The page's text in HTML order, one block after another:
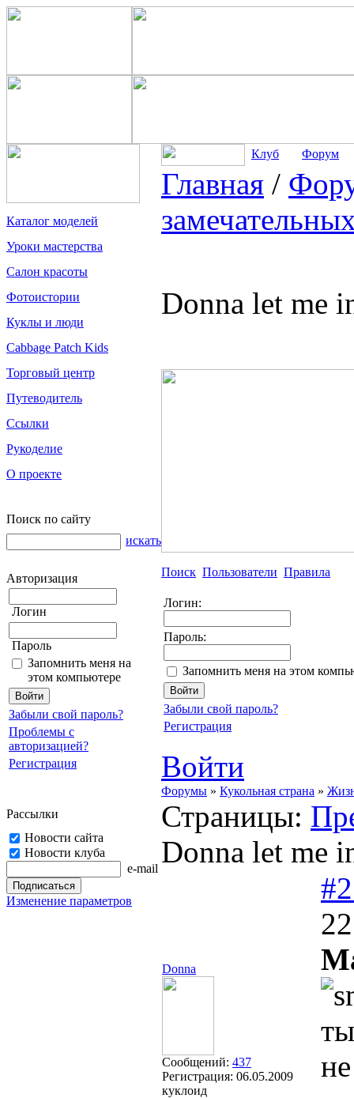
Каталог моделей
Уроки мастерства
Салон красоты
Фотоистории
Куклы и люди
Cabbage Patch Kids
Торговый центр
Путеводитель
Ссылки
Рукоделие
О проекте
Поиск по сайту
искать
Авторизация
Логин
Пароль
Запомнить меня на
этом компьютере
Забыли свой пароль?
Проблемы с
авторизацией?
Регистрация
Рассылки
Новости сайта
Новости клуба
e-mail
Изменение параметров
Клуб Форум
Главная /
Donna let me
Поиск Пользователи Правила
Логин:
Пароль:
Запомнить меня на этом
Забыли свой пароль?
Регистрация
Войти
Форумы » Кукольная страна »
Страницы:
Donna let me
Donna
Сообщений: 437
Регистрация: 06.05.2009
куклоид